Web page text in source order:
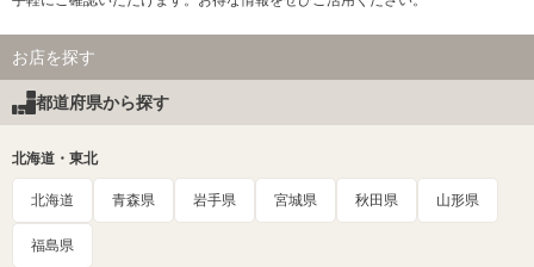
お店を探す
都道府県から探す
北海道・東北
北海道 青森県 岩手県 宮城県 秋田県 山形県
福島県